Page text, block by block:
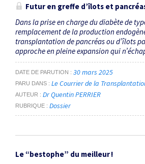
Futur en greffe d’îlots et
Dans la prise en charge du diabète de
remplacement de la production
transplantation de pancréas ou d’îlots
approche en pleine expansion qui
DATE DE PARUTION 30 mars 2025
PARU DANS Le Courrier de la
AUTEUR Dr Quentin PERRIER
RUBRIQUE Dossier
Le “bestophe” du meilleur !